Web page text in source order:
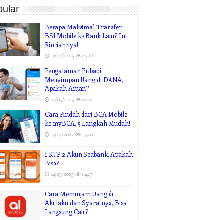
Berapa Maksimal Transfer
BSI Mobile ke Bank Lain? Ini
Rinciannya!
12/06/2025 2,726
Pengalaman Pribadi
Menyimpan Uang di DANA,
Apakah Aman?
04/05/2025 2,705
Cara Pindah dari BCA Mobile
ke myBCA, 5 Langkah Mudah!
15/05/2025 2,556
1 KTP 2 Akun Seabank, Apakah
Bisa?
14/05/2025 2,447
Cara Meminjam Uang di
Akulaku dan Syaratnya, Bisa
Langsung Cair?